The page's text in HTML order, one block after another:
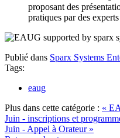
proposant des
pratiques par des
Publié dans Sparx Systems
Tags:
eaug
Plus dans cette catégorie : «
Juin - inscriptions et
Juin - Appel à Orateur »